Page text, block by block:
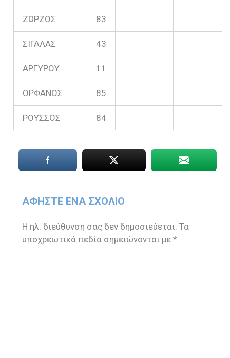
ΖΩΡΖΟΣ 83
ΣΙΓΑΛΑΣ 43
ΑΡΓΥΡΟΥ 11
ΟΡΦΑΝΟΣ 85
ΡΟΥΣΣΟΣ 84
ΑΦΉΣΤΕ ΈΝΑ ΣΧΌΛΙΟ
Η ηλ. διεύθυνση σας δεν δημοσιεύεται. Τα
υποχρεωτικά πεδία σημειώνονται με*